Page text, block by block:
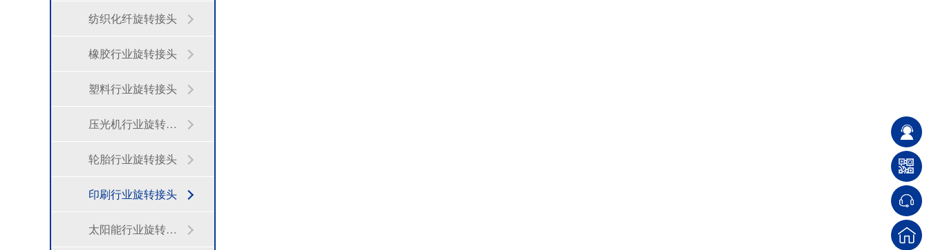
纺织化纤旋转接头
橡胶行业旋转接头
塑料行业旋转接头
压光机行业旋转接头
轮胎行业旋转接头
印刷行业旋转接头
太阳能行业旋转接头